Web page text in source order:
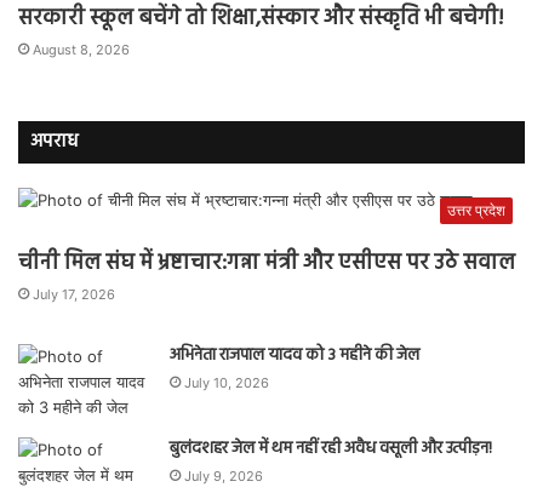
सरकारी स्कूल बचेंगे तो शिक्षा,संस्कार और संस्कृति भी बचेगी!
August 8, 2026
अपराध
उत्तर प्रदेश
चीनी मिल संघ में भ्रष्टाचार:गन्ना मंत्री और एसीएस पर उठे सवाल
July 17, 2026
अभिनेता राजपाल यादव को 3 महीने की जेल
July 10, 2026
बुलंदशहर जेल में थम नहीं रही अवैध वसूली और उत्पीड़न!
July 9, 2026